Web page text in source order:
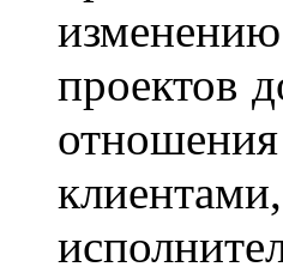
проектов